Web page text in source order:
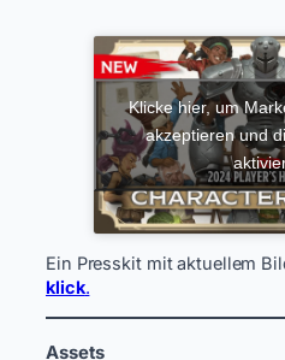
Klicke hier, um
akzeptieren und
Ein Presskit mit aktuellem
klick.
Assets